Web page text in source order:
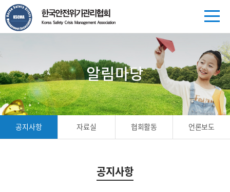
공지사항 자료실 협회활동 언론보도
알림마당
공지사항